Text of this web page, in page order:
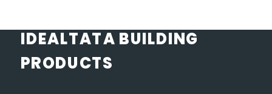
IDEALTATA BUILDING
PRODUCTS